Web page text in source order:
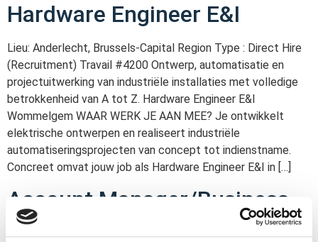
Hardware Engineer E&I
Lieu: Anderlecht, Brussels-Capital Region Type : Direct Hire
(Recruitment) Travail #4200 Ontwerp, automatisatie en
projectuitwerking van industriële installaties met volledige
betrokkenheid van A tot Z. Hardware Engineer E&I
Wommelgem WAAR WERK JE AAN MEE? Je ontwikkelt
elektrische ontwerpen en realiseert industriële
automatiseringsprojecten van concept tot indienstname.
Concreet omvat jouw job als Hardware Engineer E&I in […]
Account Manager/Business
Developer